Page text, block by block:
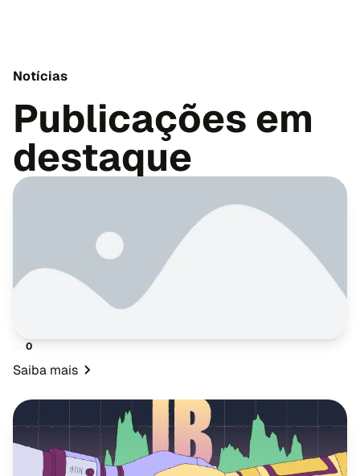
Notícias
Publicações em
destaque
0
Saiba mais